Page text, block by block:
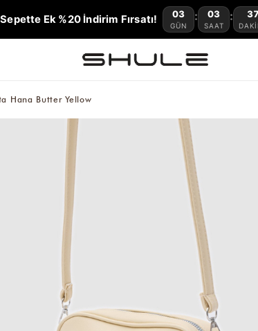
Sepette Ek %20 İndirim Fırsatı! 03
GÜN
: 03
SAAT
: 37
Hana Butter Yellow